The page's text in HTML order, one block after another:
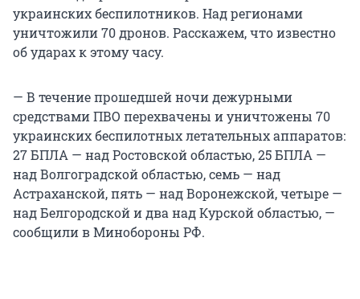
украинских беспилотников. Над регионами
уничтожили 70 дронов. Расскажем, что известно
об ударах к этому часу.
— В течение прошедшей ночи дежурными
средствами ПВО перехвачены и уничтожены 70
украинских беспилотных летательных аппаратов:
27 БПЛА — над Ростовской областью, 25 БПЛА —
над Волгоградской областью, семь — над
Астраханской, пять — над Воронежской, четыре —
над Белгородской и два над Курской областью, —
сообщили в Минобороны РФ.